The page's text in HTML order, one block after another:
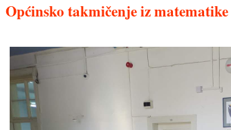
Općinsko takmičenje iz matematike